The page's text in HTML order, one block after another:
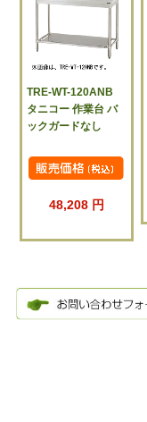
TRE-WT-120ANB
タニコー 作業台 バ
ックガードなし
48,208 円